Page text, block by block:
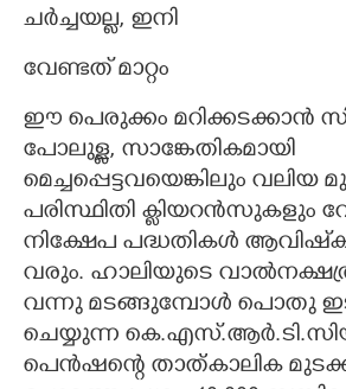
ചർച്ചയല്ല,​ ഇനി
വേണ്ടത് മാറ്റം
ഈ പെരുക്കം മറിക്കടക്കാൻ
പോലുള്ള,​ സാങ്കേതികമായി
മെച്ചപ്പെട്ടവയെങ്കിലും
പരിസ്ഥിതി ക്ലിയറൻസുകളും
നിക്ഷേപ പദ്ധതികൾ
വരും. ഹാലിയുടെ
വന്നു മടങ്ങുമ്പോൾ പൊതു
ചെയ്യുന്ന
പെൻഷന്റെ താത്കാലിക